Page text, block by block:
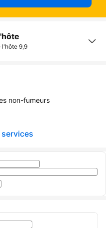
l'hôte 9,9
non-fumeurs